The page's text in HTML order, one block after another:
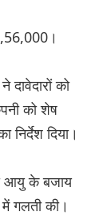
दावेदारों को
को शेष
दिया।
आयु के बजाय
गलती की।